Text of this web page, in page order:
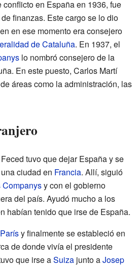
en España en 1936, fue
finanzas. Este cargo se lo dio
en ese momento era consejero
de Cataluña. En 1937, el
lo nombró consejero de la
En este puesto, Carlos Martí
áreas como la administración, las
tuvo que dejar España y se
ciudad en Francia. Allí, siguió
Companysy con el gobierno
del país. Ayudó mucho a los
habían tenido que irse de España.
Parísy finalmente se estableció en
de donde vivía el presidente
que irse aSuiza junto aJosep